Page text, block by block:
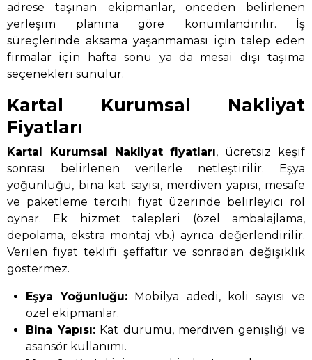
adrese taşınan ekipmanlar, önceden belirlenen
yerleşim planına göre konumlandırılır. İş
süreçlerinde aksama yaşanmaması için talep eden
firmalar için hafta sonu ya da mesai dışı taşıma
seçenekleri sunulur.
Kartal Kurumsal Nakliyat
Fiyatları
Kartal Kurumsal Nakliyat fiyatları, ücretsiz keşif
sonrası belirlenen verilerle netleştirilir. Eşya
yoğunluğu, bina kat sayısı, merdiven yapısı, mesafe
ve paketleme tercihi fiyat üzerinde belirleyici rol
oynar. Ek hizmet talepleri (özel ambalajlama,
depolama, ekstra montaj vb.) ayrıca değerlendirilir.
Verilen fiyat teklifi şeffaftır ve sonradan değişiklik
göstermez.
Eşya Yoğunluğu: Mobilya adedi, koli sayısı ve
özel ekipmanlar.
Bina Yapısı:Kat durumu, merdiven genişliği ve
asansör kullanımı.